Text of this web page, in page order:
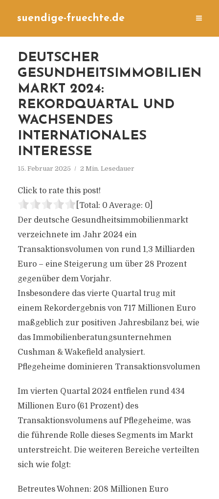
suendige-fruechte.de
DEUTSCHER
GESUNDHEITSIMMOBILIEN
MARKT 2024:
REKORDQUARTAL UND
WACHSENDES
INTERNATIONALES
INTERESSE
15. Februar 2025 2 Min. Lesedauer
Click to rate this post!
[Total: 0 Average: 0]
Der deutsche Gesundheitsimmobilienmarkt
verzeichnete im Jahr 2024 ein
Transaktionsvolumen von rund 1,3 Milliarden
Euro – eine Steigerung um über 28 Prozent
gegenüber dem Vorjahr.
Insbesondere das vierte Quartal trug mit
einem Rekordergebnis von 717 Millionen Euro
maßgeblich zur positiven Jahresbilanz bei, wie
das Immobilienberatungsunternehmen
Cushman & Wakefield analysiert.
Pflegeheime dominieren Transaktionsvolumen
Im vierten Quartal 2024 entfielen rund 434
Millionen Euro (61 Prozent) des
Transaktionsvolumens auf Pflegeheime, was
die führende Rolle dieses Segments im Markt
unterstreicht. Die weiteren Bereiche verteilten
sich wie folgt:
Betreutes Wohnen: 208 Millionen Euro